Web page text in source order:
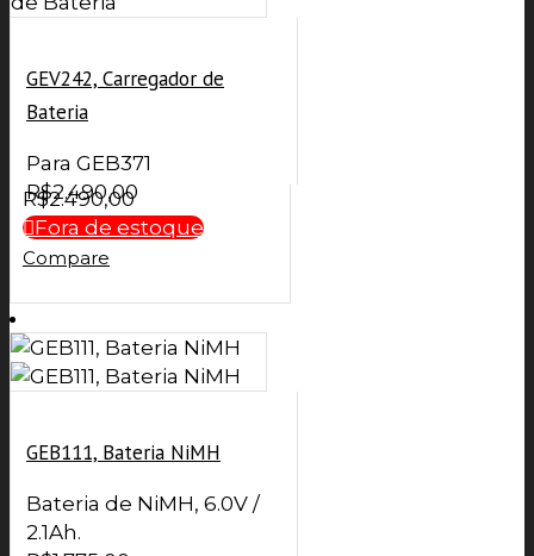
GEV242, Carregador de
Bateria
Para GEB371
R$2.490,00
R$2.490,00
Fora de estoque
Compare
GEB111, Bateria NiMH
Bateria de NiMH, 6.0V /
2.1Ah.